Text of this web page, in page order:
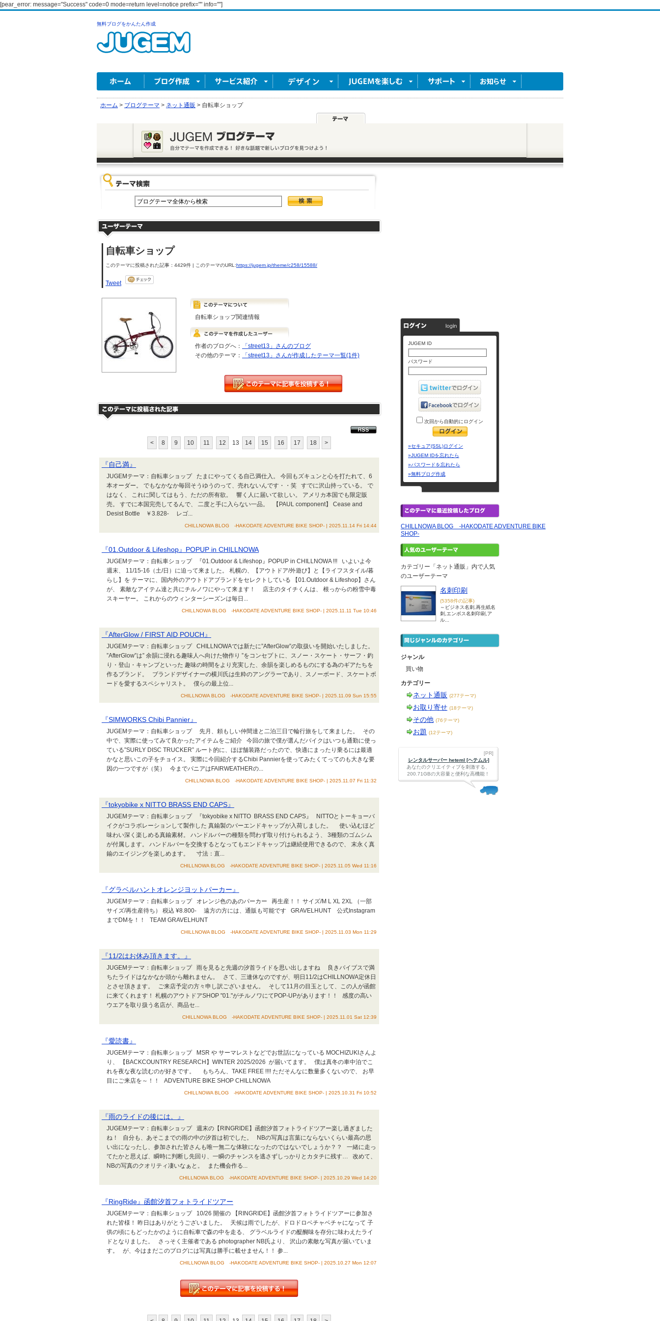
[pear_error: message="Success" code=0 mode=return level=notice prefix="" info=""]
無料ブログをかんたん作成
ホーム > ブログテーマ > ネット通販 > 自転車ショップ
自転車ショップ
このテーマに投稿された記事：4429件 | このテーマのURL:https://jugem.jp/theme/c258/15588/
Tweet
自転車ショップ関連情報
作者のブログへ：
「street13」さんのブログ
その他のテーマ：
「street13」さんが作成したテーマ一覧(1件)
< 8 9 10 11 12 13 14 15 16 17 18 >
『自己満』
JUGEMテーマ：自転車ショップ たまにやってくる自己満仕入。 今回もズキュンと心を打たれて、6
本オーダー。 でもなかなか毎回そうゆうのって、売れないんです・・笑 すでに沢山持っている。 で
はなく、 これに関してはもう、ただの所有欲。 響く人に届いて欲しい。 アメリカ本国でも限定販
売。 すでに本国完売してるんで、 二度と手に入らない一品。 【PAUL component】 Cease and
Desist Bottle ￥3.828- レゴ...
CHILLNOWA BLOG -HAKODATE ADVENTURE BIKE SHOP- | 2025.11.14 Fri 14:44
『01.Outdoor & Lifeshop』POPUP in CHILLNOWA
JUGEMテーマ：自転車ショップ 『01.Outdoor & Lifeshop』POPUP in CHILLNOWA !!! いよいよ今
週末、 11/15-16（土/日）に迫って来ました。 札幌の、【アウトドア/外遊び】と【ライフスタイル/暮
らし】を テーマに、国内外のアウトドアブランドをセレクトしている 【01.Outdoor & Lifeshop】さん
が、 素敵なアイテム達と共にチルノワにやって来ます！ 店主のタイチくんは、 根っからの粉雪中毒
スキーヤー。 これからのウィンターシーズンは毎日...
CHILLNOWA BLOG -HAKODATE ADVENTURE BIKE SHOP- | 2025.11.11 Tue 10:46
『AfterGlow / FIRST AID POUCH』
JUGEMテーマ：自転車ショップ CHILLNOWAでは新たに”AfterGlow”の取扱いを開始いたしました。
”AfterGlow”は” 余韻に浸れる趣味人へ向けた物作り ”をコンセプトに、スノー・スケート・サーフ・釣
り・登山・キャンプといった 趣味の時間をより充実した、余韻を楽しめるものにする為のギアたちを
作るブランド。 ブランドデザイナーの横川氏は生粋のアングラーであり、スノーボード、スケートボ
ードを愛するスペシャリスト。 僕らの最上位...
CHILLNOWA BLOG -HAKODATE ADVENTURE BIKE SHOP- | 2025.11.09 Sun 15:55
『SIMWORKS Chibi Pannier』
JUGEMテーマ：自転車ショップ 先月、頼もしい仲間達と二泊三日で輪行旅をして来ました。 その
中で、実際に使ってみて良かったアイテムをご紹介 今回の旅で僕が選んだバイクはいつも通勤に使っ
ている”SURLY DISC TRUCKER” ルート的に、ほぼ舗装路だったので、快適にまったり乗るには最適
かなと思いこの子をチョイス。 実際に今回紹介するChibi Pannierを使ってみたくてってのも大きな要
因の一つですが（笑） 今までパニアはFAIRWEATHERの...
CHILLNOWA BLOG -HAKODATE ADVENTURE BIKE SHOP- | 2025.11.07 Fri 11:32
『tokyobike x NITTO BRASS END CAPS』
JUGEMテーマ：自転車ショップ 『tokyobike x NITTO BRASS END CAPS』 NITTOとトーキョーバ
イクがコラボレーションして製作した 真鍮製のバーエンドキャップが入荷しました。 使い込むほど
味わい深く楽しめる真鍮素材。 ハンドルバーの種類を問わず取り付けられるよう、 3種類のゴムシム
が付属します。 ハンドルバーを交換するとなってもエンドキャップは継続使用できるので、 末永く真
鍮のエイジングを楽しめます。 寸法：直...
CHILLNOWA BLOG -HAKODATE ADVENTURE BIKE SHOP- | 2025.11.05 Wed 11:16
『グラベルハントオレンジヨットパーカー』
JUGEMテーマ：自転車ショップ オレンジ色のあのパーカー 再生産！！ サイズ/M L XL 2XL （一部
サイズ/再生産待ち） 税込 ¥8.800- 遠方の方には、通販も可能です GRAVELHUNT 公式Instagram
までDMを！！ TEAM GRAVELHUNT
CHILLNOWA BLOG -HAKODATE ADVENTURE BIKE SHOP- | 2025.11.03 Mon 11:29
『11/2はお休み頂きます。』
JUGEMテーマ：自転車ショップ 雨を見ると先週の汐首ライドを思い出しますね 良きバイブスで満
ちたライドはなかなか頭から離れません。 さて、三連休なのですが、明日11/2はCHILLNOWA定休日
とさせ頂きます。 ご来店予定の方々申し訳ございません。 そして11月の目玉として、この人が函館
に来てくれます！ 札幌のアウトドアSHOP "01."がチルノワにてPOP-UPがあります！！ 感度の高い
ウエアを取り扱う名店が、商品セ...
CHILLNOWA BLOG -HAKODATE ADVENTURE BIKE SHOP- | 2025.11.01 Sat 12:39
『愛読書』
JUGEMテーマ：自転車ショップ MSR や サーマレストなどでお世話になっている MOCHIZUKIさんよ
り、 【BACKCOUNTRY RESEARCH】WINTER 2025/2026 が届いてます。 僕は真冬の車中泊でこ
れを夜な夜な読むのが好きです。 もちろん、TAKE FREE !!!! ただそんなに数量多くないので、 お早
目にご来店を～！！ ADVENTURE BIKE SHOP CHILLNOWA
CHILLNOWA BLOG -HAKODATE ADVENTURE BIKE SHOP- | 2025.10.31 Fri 10:52
『雨のライドの後には。』
JUGEMテーマ：自転車ショップ 週末の【RINGRIDE】函館汐首フォトライドツアー楽し過ぎました
ね！ 自分も、あそこまでの雨の中の汐首は初でした。 NBの写真は言葉にならないくらい最高の思
い出になったし、参加された皆さんも唯一無二な体験になったのではないでしょうか？？ 一緒に走っ
てたかと思えば、瞬時に判断し先回り、一瞬のチャンスを逃さずしっかりとカタチに残す… 改めて、
NBの写真のクオリティ凄いなぁと。 また機会作る...
CHILLNOWA BLOG -HAKODATE ADVENTURE BIKE SHOP- | 2025.10.29 Wed 14:20
『RingRide』函館汐首フォトライドツアー
JUGEMテーマ：自転車ショップ 10/26 開催の 【RINGRIDE】函館汐首フォトライドツアーに参加さ
れた皆様！ 昨日はありがとうございました。 天候は雨でしたが、ドロドロベチャベチャになって 子
供の頃にもどったかのように自転車で森の中を走る、 グラベルライドの醍醐味を存分に味わえたライ
ドとなりました。 さっそく主催者である photographer NB氏より、 沢山の素敵な写真が届いていま
す。 が、今はまだこのブログには写真は勝手に載せません！！ 参...
CHILLNOWA BLOG -HAKODATE ADVENTURE BIKE SHOP- | 2025.10.27 Mon 12:07
JUGEM ID
パスワード
次回から自動的にログイン
»セキュア(SSL)ログイン
»JUGEM IDを忘れたら
»パスワードを忘れたら
»無料ブログ作成
CHILLNOWA BLOG -HAKODATE ADVENTURE BIKE
SHOP-
カテゴリー「ネット通販」内で人気
のユーザーテーマ
名刺印刷
(5358件の記事)
～ビジネス名刺,再生紙名
刺,エンボス名刺印刷,ア
ル...
ジャンル
買い物
カテゴリー
ネット通販 (277テーマ)
お取り寄せ (18テーマ)
その他 (76テーマ)
お題 (12テーマ)
[PR]
レンタルサーバー heteml [ヘテムル]
あなたのクリエイティブを刺激する、
200.71GBの大容量と便利な高機能！